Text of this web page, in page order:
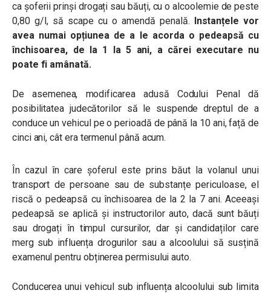
ca șoferii prinși drogați sau băuți, cu o alcoolemie de peste
0,80 g/l, să scape cu o amendă penală. Instanțele vor
avea numai opțiunea de a le acorda o pedeapsă cu
închisoarea, de la 1 la 5 ani, a cărei executare nu
poate fi amânată.
De asemenea, modificarea adusă Codului Penal dă
posibilitatea judecătorilor să le suspende dreptul de a
conduce un vehicul pe o perioadă de până la 10 ani, față de
cinci ani, cât era termenul până acum.
În cazul în care șoferul este prins băut la volanul unui
transport de persoane sau de substanțe periculoase, el
riscă o pedeapsă cu închisoarea de la 2 la 7 ani. Aceeași
pedeapsă se aplică și instructorilor auto, dacă sunt băuți
sau drogați în timpul cursurilor, dar și candidaților care
merg sub influența drogurilor sau a alcoolului să susțină
examenul pentru obținerea permisului auto.
Conducerea unui vehicul sub influența alcoolului sub limita